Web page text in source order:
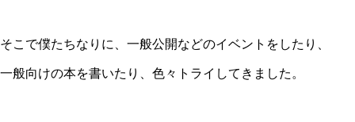
そこで僕たちなりに、一般公開などのイベントをしたり、
一般向けの本を書いたり、色々トライしてきました。